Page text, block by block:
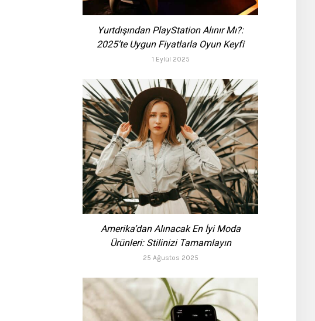
Yurtdışından PlayStation Alınır Mı?:
2025’te Uygun Fiyatlarla Oyun Keyfi
1 Eylül 2025
Amerika’dan Alınacak En İyi Moda
Ürünleri: Stilinizi Tamamlayın
25 Ağustos 2025